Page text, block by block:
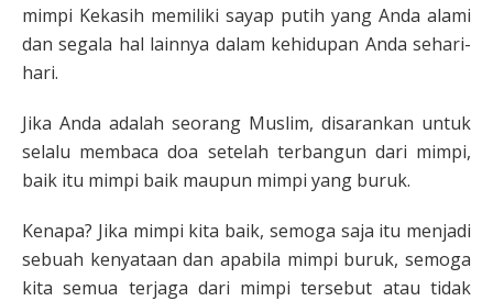
mimpi Kekasih memiliki sayap putih yang Anda alami
dan segala hal lainnya dalam kehidupan Anda sehari-
hari.
Jika Anda adalah seorang Muslim, disarankan untuk
selalu membaca doa setelah terbangun dari mimpi,
baik itu mimpi baik maupun mimpi yang buruk.
Kenapa? Jika mimpi kita baik, semoga saja itu menjadi
sebuah kenyataan dan apabila mimpi buruk, semoga
kita semua terjaga dari mimpi tersebut atau tidak